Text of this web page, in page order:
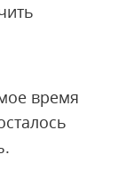
время